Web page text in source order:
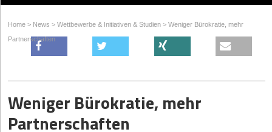
Home > News > Wettbewerbe & Initiativen & Studien > Weniger Bürokratie, mehr
Partnerschaften
Weniger Bürokratie, mehr
Partnerschaften